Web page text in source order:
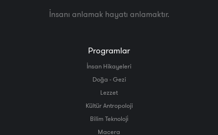
İnsanı anlamak hayatı anlamaktır.
Programlar
İnsan Hikayeleri
Doğa - Gezi
Lezzet
Kültür Antropoloji
Bilim Teknoloji̇
Macera